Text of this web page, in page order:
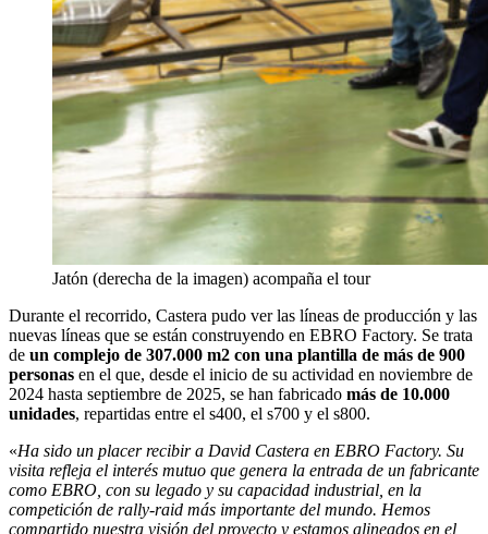
Jatón (derecha de la imagen) acompaña el tour
Durante el recorrido, Castera pudo ver las líneas de producción y las
nuevas líneas que se están construyendo en EBRO Factory. Se trata
de un complejo de 307.000 m2 con una plantilla de más de 900
personas en el que, desde el inicio de su actividad en noviembre de
2024 hasta septiembre de 2025, se han fabricado más de 10.000
unidades, repartidas entre el s400, el s700 y el s800.
«Ha sido un placer recibir a David Castera en EBRO Factory. Su
visita refleja el interés mutuo que genera la entrada de un fabricante
como EBRO, con su legado y su capacidad industrial, en la
competición de rally-raid más importante del mundo. Hemos
compartido nuestra visión del proyecto y estamos alineados en el